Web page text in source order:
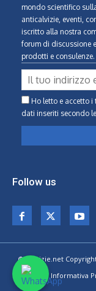
mondo scientifico
anticalvizie, eventi,
iscritto alla nostra
forum di discussione
prodotti e consulenze.
Ho letto e accetto
dati inseriti secondo
Follow us
© Calvizie.net
Home
Informativa